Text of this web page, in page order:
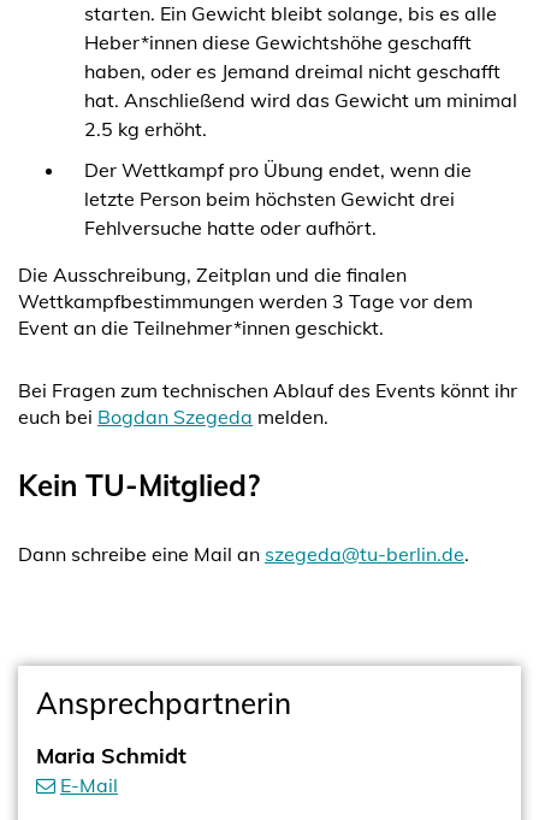
starten. Ein Gewicht bleibt solange, bis es alle
Heber*innen diese Gewichtshöhe geschafft
haben, oder es Jemand dreimal nicht geschafft
hat. Anschließend wird das Gewicht um minimal
2.5 kg erhöht.
Der Wettkampf pro Übung endet, wenn die
letzte Person beim höchsten Gewicht drei
Fehlversuche hatte oder aufhört.
Die Ausschreibung, Zeitplan und die finalen
Wettkampfbestimmungen werden 3 Tage vor dem
Event an die Teilnehmer*innen geschickt.
Bei Fragen zum technischen Ablauf des Events könnt ihr
euch bei Bogdan Szegeda melden.
Kein TU-Mitglied?
Dann schreibe eine Mail an szegeda@tu-berlin.de.
Ansprechpartnerin
Maria Schmidt
E-Mail